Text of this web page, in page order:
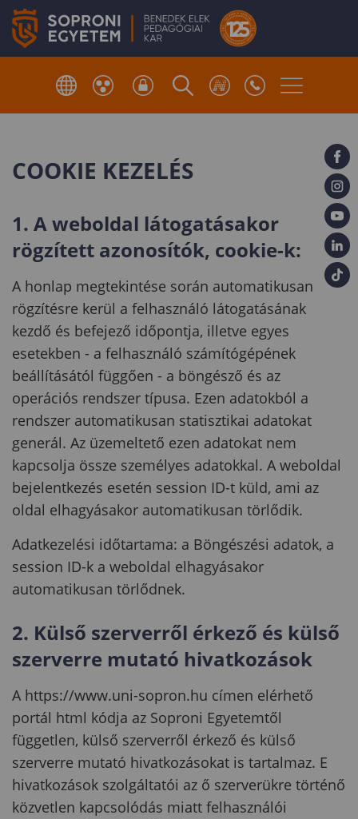
COOKIE KEZELÉS
1. A weboldal látogatásakor
rögzített azonosítók, cookie-k:
A honlap megtekintése során automatikusan
rögzítésre kerül a felhasználó látogatásának
kezdő és befejező időpontja, illetve egyes
esetekben - a felhasználó számítógépének
beállításától függően - a böngésző és az
operációs rendszer típusa. Ezen adatokból a
rendszer automatikusan statisztikai adatokat
generál. Az üzemeltető ezen adatokat nem
kapcsolja össze személyes adatokkal. A weboldal
bejelentkezés esetén session ID-t küld, ami az
oldal elhagyásakor automatikusan törlődik.
Adatkezelési időtartama: a Böngészési adatok, a
session ID-k a weboldal elhagyásakor
automatikusan törlődnek.
2. Külső szerverről érkező és külső
szerverre mutató hivatkozások
A https://www.uni-sopron.hu címen elérhető
portál html kódja az Soproni Egyetemtől
független, külső szerverről érkező és külső
szerverre mutató hivatkozásokat is tartalmaz. E
hivatkozások szolgáltatói az ő szerverükre történő
közvetlen kapcsolódás miatt felhasználói